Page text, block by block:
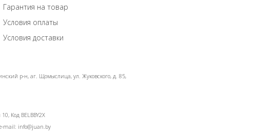
Гарантия на товар
Условия оплаты
Условия доставки
р-н, аг. Щомыслица, ул. Жуковского, д. 85,
Код BELBBY2X
mail: info@juan.by